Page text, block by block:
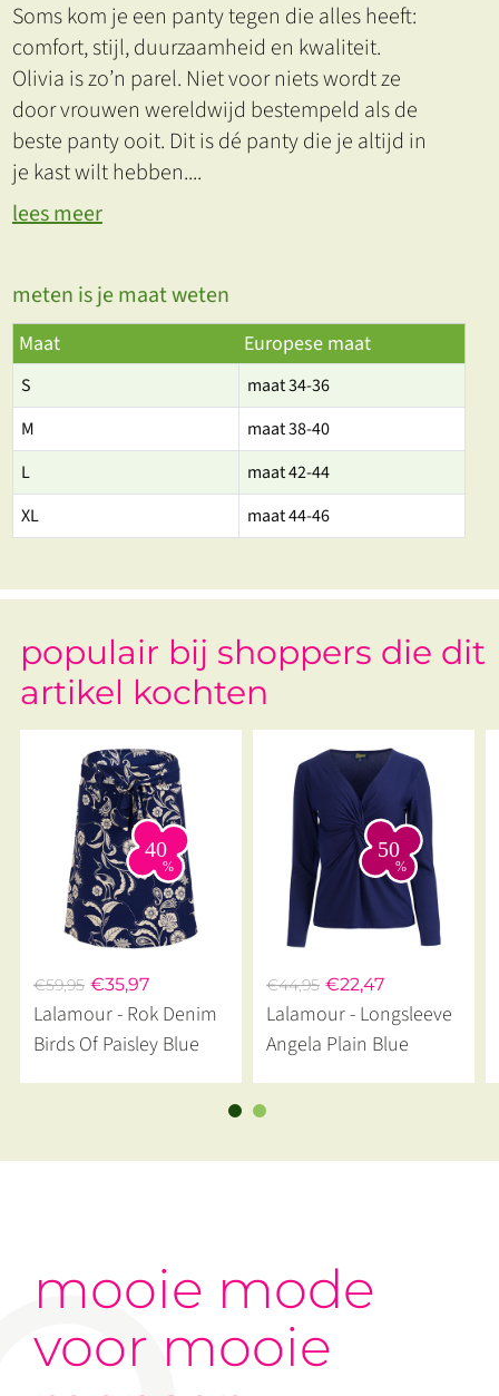
Soms kom je een panty tegen die alles heeft:
comfort, stijl, duurzaamheid en kwaliteit.
Olivia is zo’n parel. Niet voor niets wordt ze
door vrouwen wereldwijd bestempeld als de
beste panty ooit. Dit is dé panty die je altijd in
je kast wilt hebben....
lees meer
meten is je maat weten
Maat Europese maat
S
maat 34-36
M
maat 38-40
L
maat 42-44
XL
maat 44-46
populair bij shoppers die dit
artikel kochten
€59,95 €35,97
Lalamour - Rok Denim
Birds Of Paisley Blue
€44,95 €22,47
Lalamour - Longsleeve
Angela Plain Blue
mooie mode
voor mooie